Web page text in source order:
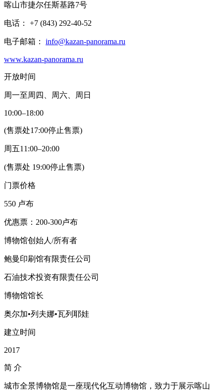
喀山市捷尔任斯基路7号
电话： +7 (843) 292-40-52
电子邮箱： info@kazan-panorama.ru
www.kazan-panorama.ru
开放时间
周一至周四、周六、周日
10:00–18:00
(售票处17:00停止售票)
周五11:00–20:00
(售票处 19:00停止售票)
门票价格
550 卢布
优惠票：200-300卢布
博物馆创始人/所有者
鲍曼印刷馆有限责任公司
石油技术投资有限责任公司
博物馆馆长
奥尔加•列夫娜•瓦列耶娃
建立时间
2017
简 介
城市全景博物馆是一座现代化互动博物馆，致力于展示喀山